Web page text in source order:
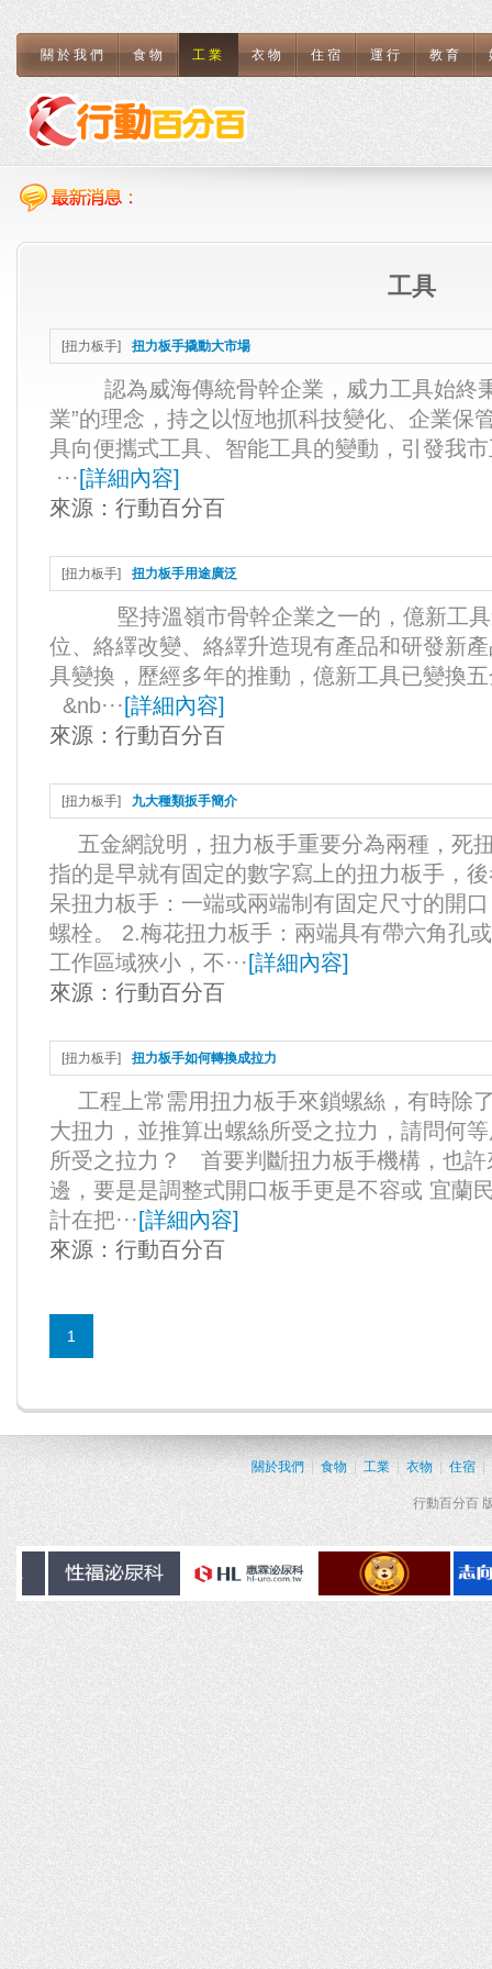
關於我們 食物 工業 衣物 住宿 運行 教育
工具
[扭力板手] 扭力板手撬動大市場
認為威海傳統骨幹企業，威力工具始終
業”的理念，持之以恆地抓科技變化、企業保
具向便攜式工具、智能工具的變動，引發我
··· [詳細內容]
來源： 行動百分百
[扭力板手] 扭力板手用途廣泛
堅持溫嶺市骨幹企業之一的，億新工具
位、絡繹改變、絡繹升造現有產品和研發新
具變換，歷經多年的推動，億新工具已變換
&nb··· [詳細內容]
來源： 行動百分百
[扭力板手] 九大種類扳手簡介
五金網說明，扭力板手重要分為兩種，死
指的是早就有固定的數字寫上的扭力板手，
呆扭力板手：一端或兩端制有固定尺寸的開
螺栓。 2.梅花扭力板手：兩端具有帶六角孔
工作區域狹小，不··· [詳細內容]
來源： 行動百分百
[扭力板手] 扭力板手如何轉換成拉力
工程上常需用扭力板手來鎖螺絲，有時除
大扭力，並推算出螺絲所受之拉力，請問何
所受之拉力？ 首要判斷扭力板手機構，也
邊，要是是調整式開口板手更是不容或 宜蘭
計在把··· [詳細內容]
來源： 行動百分百
1
關於我們 食物 工業 | 衣物 住宿 |
行動百分百